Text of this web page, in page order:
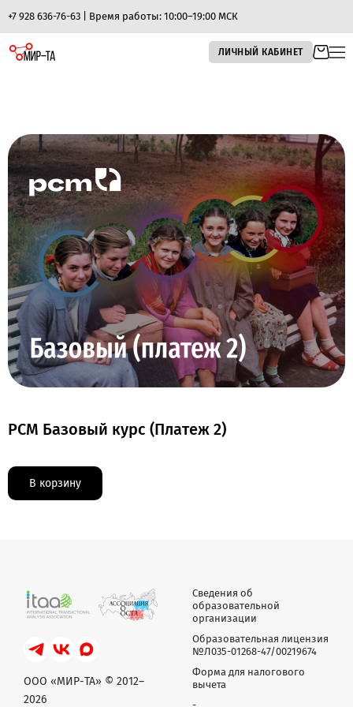
+7 928 636-76-63 | Время работы: 10:00–19:00 МСК
ЛИЧНЫЙ КАБИНЕТ
РСМ Базовый курс (Платеж 2)
В корзину
ООО «МИР-ТА» © 2012–
2026
Сведения об
образовательной
организации
Образовательная лицензия
№Л035-01268-47/00219674
Форма для налогового
вычета